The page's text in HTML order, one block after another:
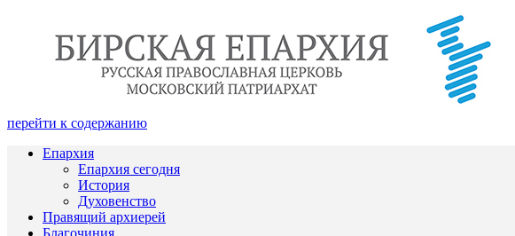
перейти к содержанию
Епархия
Епархия сегодня
История
Духовенство
Правящий архиерей
Благочиния